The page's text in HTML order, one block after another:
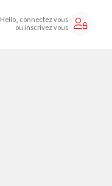
Hello, connectez vous
ou inscrivez vous